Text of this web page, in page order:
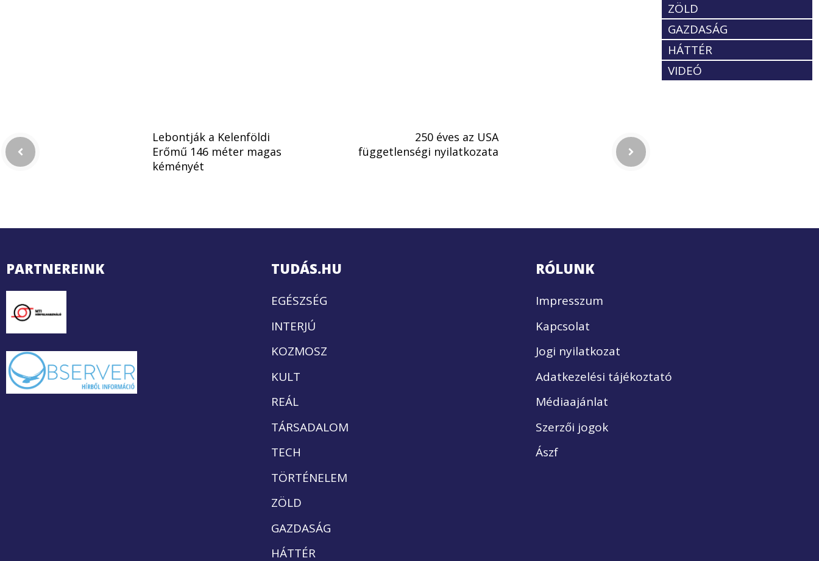
ZÖLD
GAZDASÁG
HÁTTÉR
VIDEÓ
Lebontják a Kelenföldi
Erőmű 146 méter magas
kéményét
250 éves az USA
függetlenségi nyilatkozata
PARTNEREINK TUDÁS.HU
EGÉSZSÉG
INTERJÚ
KOZMOSZ
KULT
REÁL
TÁRSADALOM
TECH
TÖRTÉNELEM
ZÖLD
GAZDASÁG
HÁTTÉR
RÓLUNK
Impresszum
Kapcsolat
Jogi nyilatkozat
Adatkezelési tájékoztató
Médiaajánlat
Szerzői jogok
Ászf